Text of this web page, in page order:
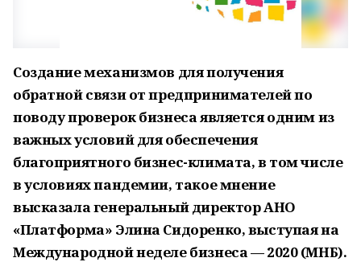
Создание механизмов для получения
обратной связи от предпринимателей по
поводу проверок бизнеса является одним из
важных условий для обеспечения
благоприятного бизнес-климата, в том числе
в условиях пандемии, такое мнение
высказала генеральный директор АНО
«Платформа» Элина Сидоренко, выступая на
Международной неделе бизнеса — 2020 (МНБ).